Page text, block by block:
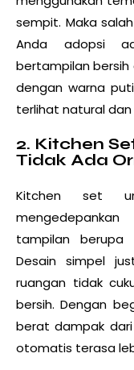
sempit. Maka
Anda adopsi
bertampilan bersih
dengan warna
terlihat natural
2. Kitchen
Tidak Ada
Kitchen set
tampilan berupa
Desain simpel
ruangan tidak
bersih. Dengan
berat dampak
otomatis terasa